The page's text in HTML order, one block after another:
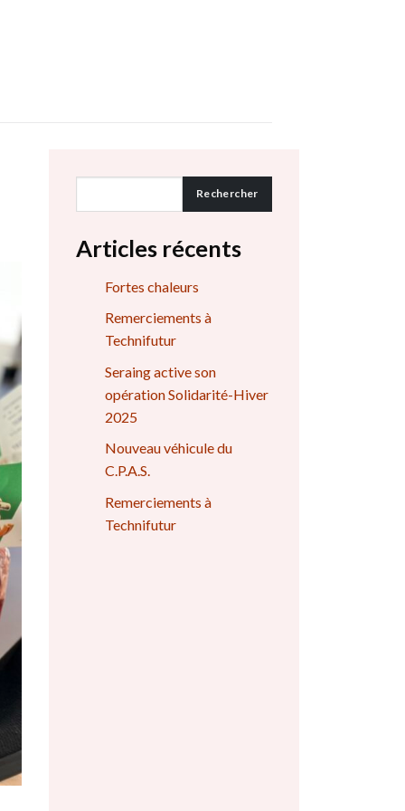
Rechercher
Articles récents
Fortes chaleurs
Remerciements à
Technifutur
Seraing active son
opération Solidarité-Hiver
2025
Nouveau véhicule du
C.P.A.S.
Remerciements à
Technifutur